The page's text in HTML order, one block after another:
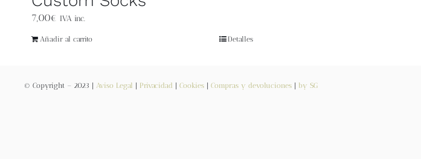
7,00€ IVA inc.
Añadir al carrito Detalles
© Copyright – 2023 | Aviso Legal Privacidad Cookies| Compras y devoluciones| by SG